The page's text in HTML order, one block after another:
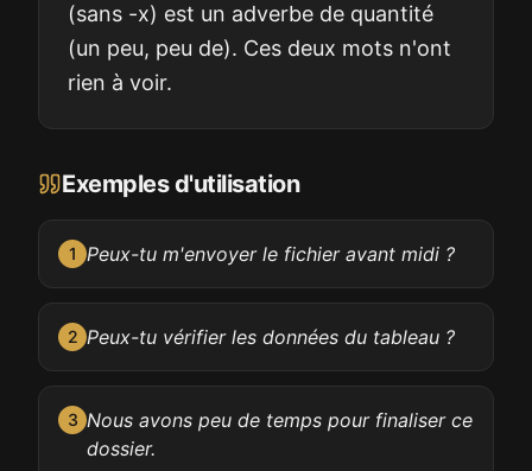
(sans -x) est un adverbe de quantité
(un peu, peu de). Ces deux mots n'ont
rien à voir.
Exemples d'utilisation
1 Peux-tu m'envoyer le fichier avant midi ?
2 Peux-tu vérifier les données du tableau ?
3 Nous avons peu de temps pour finaliser ce
dossier.